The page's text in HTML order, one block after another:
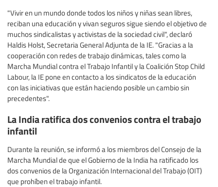
"Vivir en un mundo donde todos los niños y niñas sean libres,
reciban una educación y vivan seguros sigue siendo el objetivo de
muchos sindicalistas y activistas de la sociedad civil", declaró
Haldis Holst, Secretaria General Adjunta de la IE. "Gracias a la
cooperación con redes de trabajo dinámicas, tales como la
Marcha Mundial contra el Trabajo Infantil y la Coalición Stop Child
Labour, la IE pone en contacto a los sindicatos de la educación
con las iniciativas que están haciendo posible un cambio sin
precedentes".
La India ratifica dos convenios contra el trabajo
infantil
Durante la reunión, se informó a los miembros del Consejo de la
Marcha Mundial de que el Gobierno de la India ha ratificado los
dos convenios de la Organización Internacional del Trabajo (OIT)
que prohíben el trabajo infantil.